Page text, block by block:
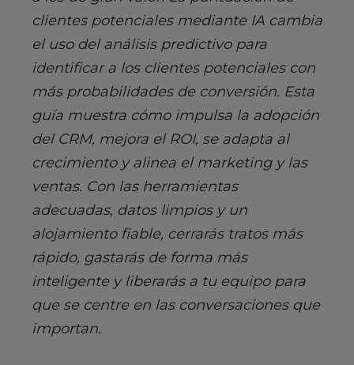
clientes potenciales mediante IA cambia
el uso del análisis predictivo para
identificar a los clientes potenciales con
más probabilidades de conversión. Esta
guía muestra cómo impulsa la adopción
del CRM, mejora el ROI, se adapta al
crecimiento y alinea el marketing y las
ventas. Con las herramientas
adecuadas, datos limpios y un
alojamiento fiable, cerrarás tratos más
rápido, gastarás de forma más
inteligente y liberarás a tu equipo para
que se centre en las conversaciones que
importan.